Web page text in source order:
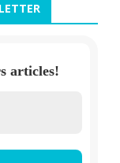
articles!